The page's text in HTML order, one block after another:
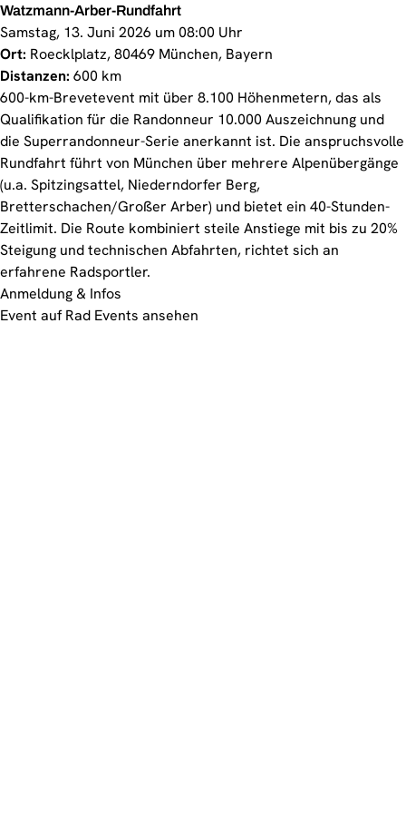
Watzmann-Arber-Rundfahrt
Samstag, 13. Juni 2026 um 08:00 Uhr
Ort: Roecklplatz, 80469 München, Bayern
Distanzen: 600 km
600-km-Brevetevent mit über 8.100 Höhenmetern, das als
Qualifikation für die Randonneur 10.000 Auszeichnung und
die Superrandonneur-Serie anerkannt ist. Die anspruchsvolle
Rundfahrt führt von München über mehrere Alpenübergänge
(u.a. Spitzingsattel, Niederndorfer Berg,
Bretterschachen/Großer Arber) und bietet ein 40-Stunden-
Zeitlimit. Die Route kombiniert steile Anstiege mit bis zu 20%
Steigung und technischen Abfahrten, richtet sich an
erfahrene Radsportler.
Anmeldung & Infos
Event auf Rad Events ansehen